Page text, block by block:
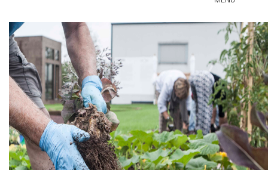
ECO-NOMY
INDUSTRIA VERDE
FOOD&TRAVEL
HEALTH&WELLNESS
GREEN TECH
GLOCAL